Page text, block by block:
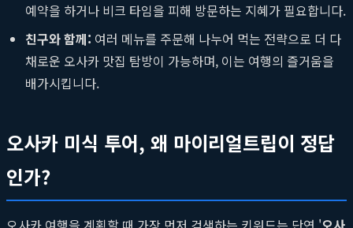
예약을 하거나 비크 타임을 피해 방문하는 지혜가 필요합니다.
친구와 함께: 여러 메뉴를 주문해 나누어 먹는 전략으로 더 다
채로운 오사카 맛집 탐방이 가능하며, 이는 여행의 즐거움을
배가시킵니다.
오사카 미식 투어, 왜 마이리얼트립이 정답
인가?